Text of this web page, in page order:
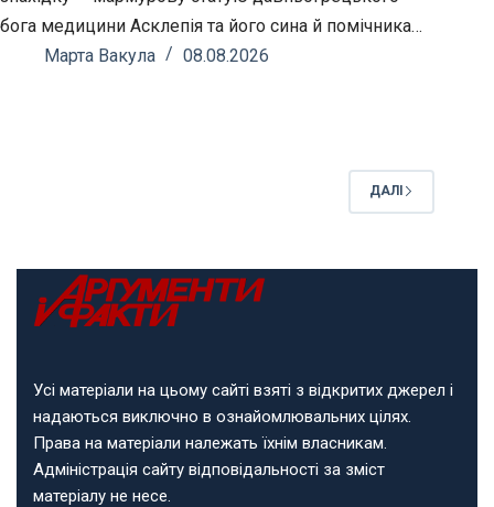
бога медицини Асклепія та його сина й помічника…
Марта Вакула
08.08.2026
ДАЛІ
Усі матеріали на цьому сайті взяті з відкритих джерел і
надаються виключно в ознайомлювальних цілях.
Права на матеріали належать їхнім власникам.
Адміністрація сайту відповідальності за зміст
матеріалу не несе.